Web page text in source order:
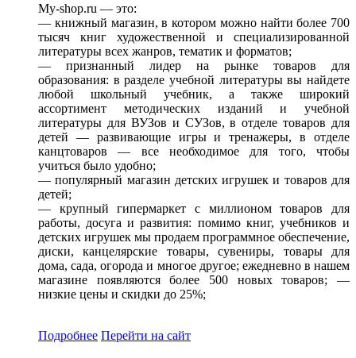
My-shop.ru — это:
— книжный магазин, в котором можно найти более 700
тысяч книг художественной и специализированной
литературы всех жанров, тематик и форматов;
— признанный лидер на рынке товаров для
образования: в разделе учебной литературы вы найдете
любой школьный учебник, а также широкий
ассортимент методических изданий и учебной
литературы для ВУЗов и СУЗов, в отделе товаров для
детей — развивающие игры и тренажеры, в отделе
канцтоваров — все необходимое для того, чтобы
учиться было удобно;
— популярный магазин детских игрушек и товаров для
детей;
— крупный гипермаркет с миллионом товаров для
работы, досуга и развития: помимо книг, учебников и
детских игрушек мы продаем программное обеспечение,
диски, канцелярские товары, сувениры, товары для
дома, сада, огорода и многое другое; ежедневно в нашем
магазине появляются более 500 новых товаров; —
низкие цены и скидки до 25%;
Подробнее Перейти на сайт